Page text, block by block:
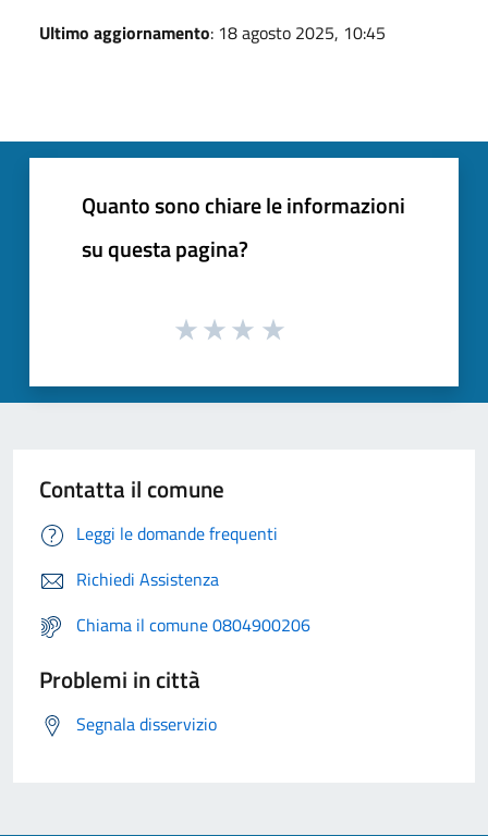
Ultimo aggiornamento: 18 agosto 2025, 10:45
Quanto sono chiare le informazioni
su questa pagina?
Contatta il comune
Leggi le domande frequenti
Richiedi Assistenza
Chiama il comune 0804900206
Problemi in città
Segnala disservizio